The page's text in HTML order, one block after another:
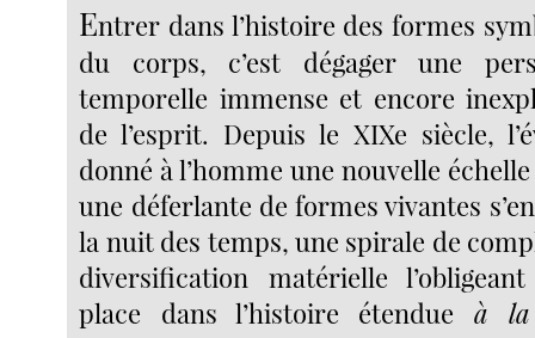
Entrer dans l’histoire des formes
du corps, c’est dégager une
temporelle immense et encore
de l’esprit. Depuis le XIXe siècle,
donné à l’homme une nouvelle
une déferlante de formes vivantes
la nuit des temps, une spirale de
diversification matérielle
place dans l’histoire étendue à la